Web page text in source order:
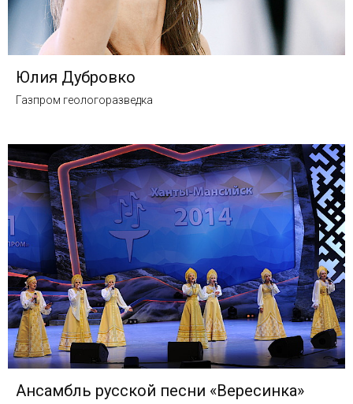
Юлия Дубровко
Газпром геологоразведка
Ансамбль русской песни «Вересинка»